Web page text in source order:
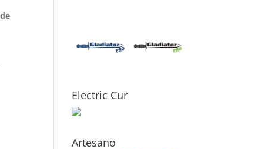
Electric Cur
Artesano